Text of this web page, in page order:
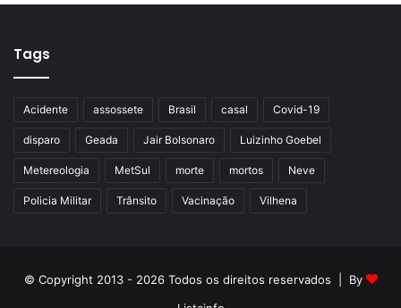
Tags
Acidente assossete Brasil casal Covid-19
disparo Geada Jair Bolsonaro Luizinho Goebel
Metereologia MetSul morte mortos Neve
Policia Militar Trânsito Vacinação Vilhena
© Copyright 2013 - 2026 Todos os direitos reservados | By